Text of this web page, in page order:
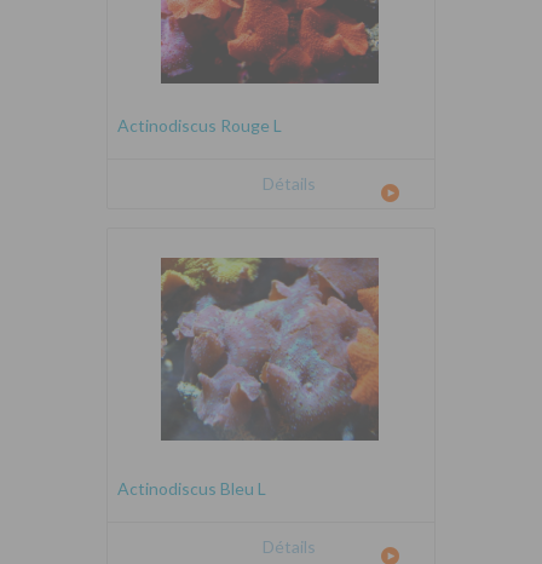
Actinodiscus Rouge L
Détails
Actinodiscus Bleu L
Détails